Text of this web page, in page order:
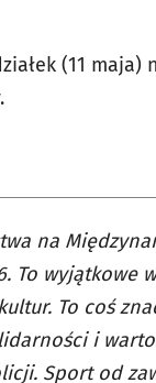
(11 maja)
na
To wyjątkowe
To coś
i
Sport od